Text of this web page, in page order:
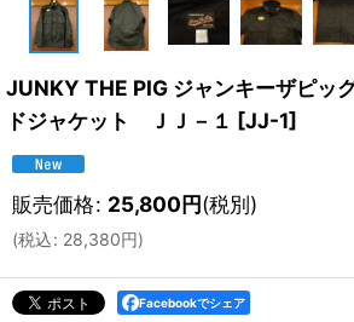
JUNKY THE PIG ジャンキーザピ
ドジャケット ＪＪ－１ [JJ-1]
販売価格: 25,800円(税別)
(税込: 28,380円)
Facebookでシェア